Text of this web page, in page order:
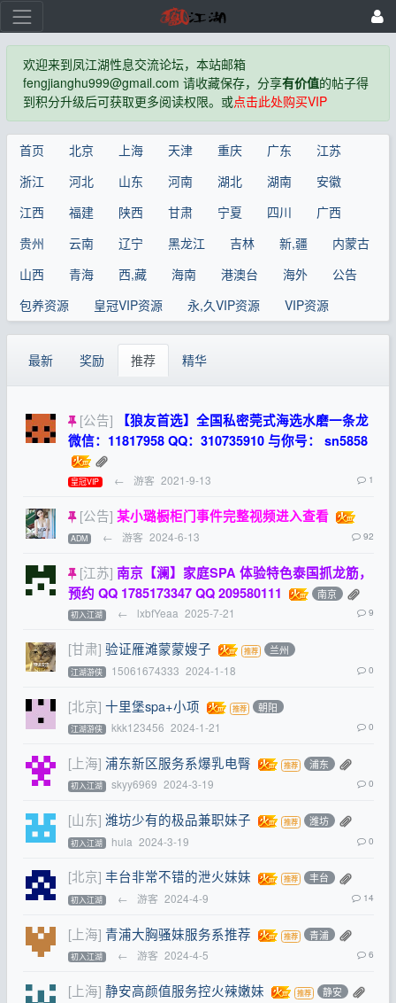
欢迎来到凤江湖性息交流论坛，本站邮箱
fengjianghu999@gmail.com 请收藏保存，分享有价值的帖子得
到积分升级后可获取更多阅读权限。或点击此处购买VIP
首页 北京 上海 天津 重庆 广东
江苏
浙江
河北 山东 河南 湖北 湖南
安徽
江西
福建 陕西 甘肃 宁夏 四川
广西
贵州
云南 辽宁 黑龙江 吉林 新,疆
内蒙古
山西
青海 西,藏 海南 港澳台 海外
公告
包养资源
皇冠VIP资源 永,久VIP资源 VIP资源
最新 奖励 推荐 精华
[公告]
【狼友首选】全国私密莞式海选水磨一条龙
微信：11817958 QQ：310735910 与你号： sn5858
皇冠VIP ← 游客 2021-9-13 1
[公告] 某小璐橱柜门事件完整视频进入查看
ADM ← 游客 2024-6-13 92
[江苏] 南京【澜】家庭SPA 体验特色泰国抓龙筋，
预约 QQ 1785173347 QQ 209580111
南京
初入江湖 ← lxbfYeaa 2025-7-21 9
[甘肃] 验证雁滩蒙蒙嫂子 兰州
江湖游侠 15061674333 2024-1-18 0
[北京] 十里堡spa+小项 朝阳
江湖游侠 kkk123456 2024-1-21 0
[上海] 浦东新区服务系爆乳电臀 浦东
初入江湖 skyy6969 2024-3-19 0
[山东] 潍坊少有的极品兼职妹子 潍坊
初入江湖 hula 2024-3-19 0
[北京] 丰台非常不错的泄火妹妹 丰台
初入江湖 ← 游客 2024-4-9 14
[上海] 青浦大胸骚妹服务系推荐 青浦
初入江湖 ← 游客 2024-4-5 6
[上海] 静安高颜值服务控火辣嫩妹 静安